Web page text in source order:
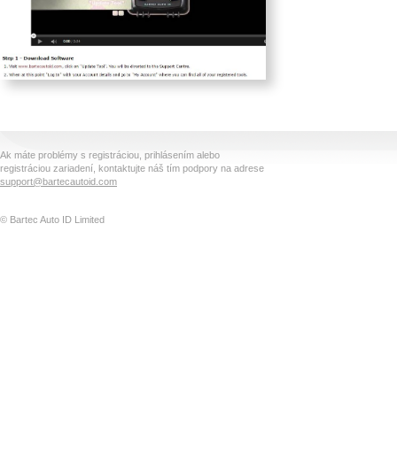
Ak máte problémy s registráciou, prihlásením alebo
registráciou zariadení, kontaktujte náš tím podpory na adrese
support@bartecautoid.com
© Bartec Auto ID Limited